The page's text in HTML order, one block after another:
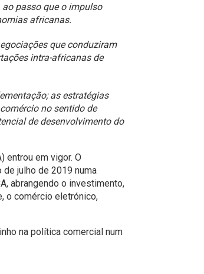
ao passo que o impulso
africanas.
que conduziram
intra-africanas de
as estratégias
no sentido de
de desenvolvimento do
entrou em vigor. O
julho de 2019 numa
abrangendo o investimento,
o comércio eletrónico,
na política comercial num